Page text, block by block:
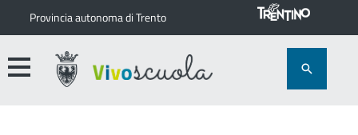
Provincia autonoma di Trento